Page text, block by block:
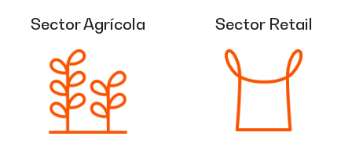
Sector Agrícola Sector Retail